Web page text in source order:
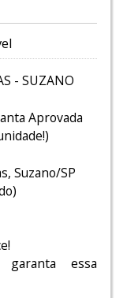
- SUZANO
Aprovada
Suzano/SP
essa